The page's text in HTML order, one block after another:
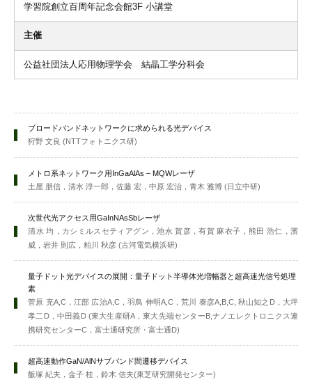
学習院創立百周年記念会館3F 小講堂
主催
公益社団法人応用物理学会 結晶工学分科会
ブロードバンドネットワークに求められる光デバイス
狩野 文良 (NTTフォトニクス研)
メトロ系ネットワーク用InGaAlAs – MQWレーザ
土屋 朋信，清水 淳一郎，佐藤 宏，中原 宏治，青木 雅博 (日立中研)
次世代光アクセス用GaInNAsSbレーザ
清水 均，カシミルスセティアグン，池永 賀彦，有賀 麻衣子，熊田 浩仁，濱
威，岩井 則広，粕川 秋彦 (古河電気横浜研)
量子ドット光デバイスの展開：量子ドット半導体光増幅器と超高速光信号処理
素
菅原 充A,C，江部 広治A,C，羽鳥 伸明A,C，荒川 泰彦A,B,C, 秋山知之D，大坪
孝二D，中田義D (東大生産研A，東大先端センターB,ナノエレクトロニクス連
携研究センターC，富士通研究所・富士通D)
超高速動作GaN/AlNサブバンド間遷移デバイス
飯塚 紀夫，金子 桂，鈴木 信夫(東芝研究開発センター)